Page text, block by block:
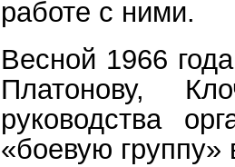
работе с ними.
Весной 1966
Платонову,
руководства
«боевую